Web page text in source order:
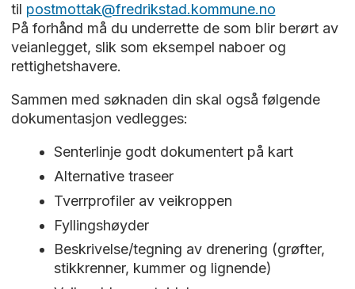
til postmottak@fredrikstad.kommune.no
På forhånd må du underrette de som blir berørt av
veianlegget, slik som eksempel naboer og
rettighetshavere.
Sammen med søknaden din skal også følgende
dokumentasjon vedlegges:
Senterlinje godt dokumentert på kart
Alternative traseer
Tverrprofiler av veikroppen
Fyllingshøyder
Beskrivelse/tegning av drenering (grøfter,
stikkrenner, kummer og lignende)